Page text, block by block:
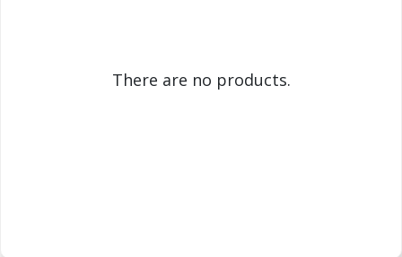
There are no products.